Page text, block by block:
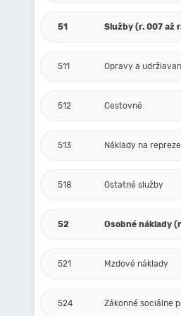
51 Služby (r. 007 až
511 Opravy a
512 Cestovné
513 Náklady na
518 Ostatné služby
52 Osobné náklady
521 Mzdové náklady
524 Zákonné sociálne